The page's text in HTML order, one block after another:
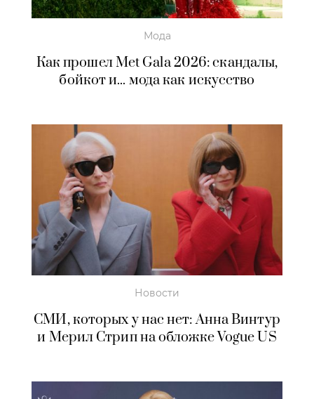
Мода
Как прошел Met Gala 2026: скандалы,
бойкот и... мода как искусство
Новости
СМИ, которых у нас нет: Анна Винтур
и Мерил Стрип на обложке Vogue US